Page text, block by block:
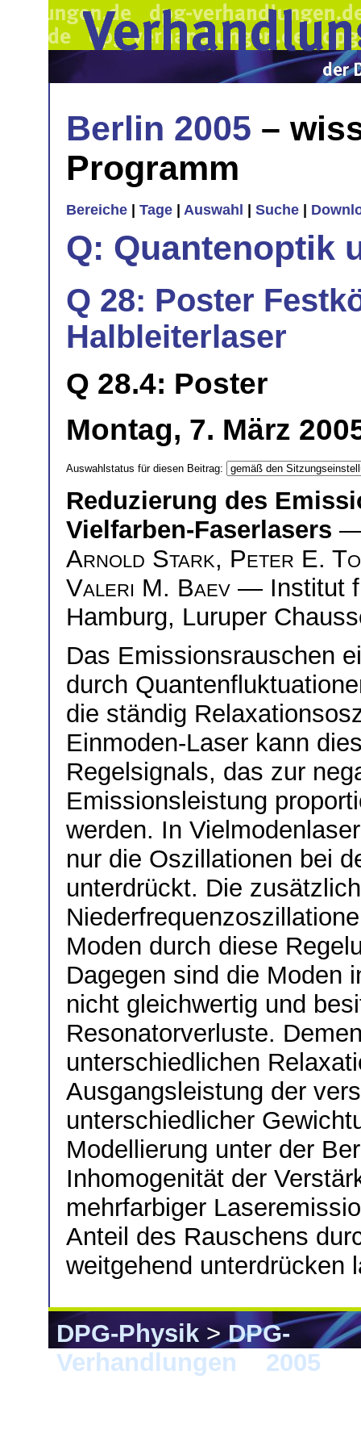
Berlin 2005 –
Programm
Bereiche Tage Auswahl Suche
Q: Quantenoptik
Q 28: Poster
Halbleiterlaser
Q 28.4: Poster
Montag, 7. März
Auswahlstatus für diesen Beitrag:
Reduzierung des
Vielfarben-Faserlasers —
Arnold Stark, Peter E.
Valeri M. Baev — Institut
Hamburg, Luruper
Das Emissionsrauschen
durch
die ständig
Einmoden-Laser kann
Regelsignals, das zur
Emissionsleistung
werden. In
nur die Oszillationen bei
unterdrückt. Die
Moden durch diese
Dagegen sind die Moden
nicht gleichwertig und
Resonatorverluste.
unterschiedlichen
Ausgangsleistung der
unterschiedlicher
Modellierung unter der
Inhomogenität der
mehrfarbiger
Anteil des Rauschens
weitgehend unterdrücken
DPG-Physik>DPG-
Verhandlungen
2005